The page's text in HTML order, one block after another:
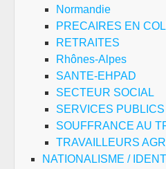
Normandie
PRECAIRES EN
RETRAITES
Rhônes-Alpes
SANTE-EHPAD
SECTEUR SOCIAL
SERVICES PUBLICS
SOUFFRANCE AU
TRAVAILLEURS
NATIONALISME /